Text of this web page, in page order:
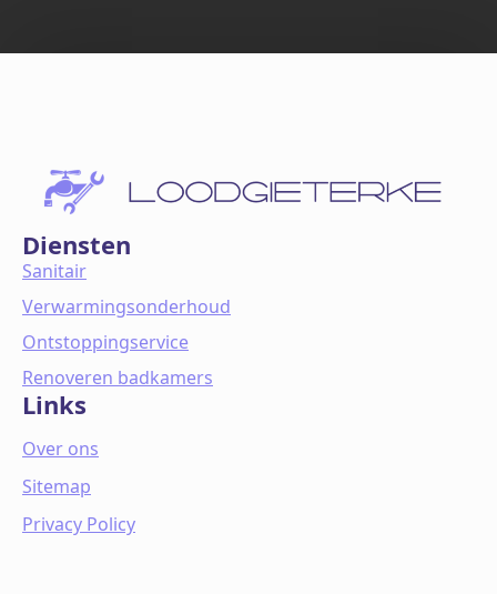
Diensten
Sanitair
Verwarmingsonderhoud
Ontstoppingservice
Renoveren badkamers
Links
Over ons
Sitemap
Privacy Policy